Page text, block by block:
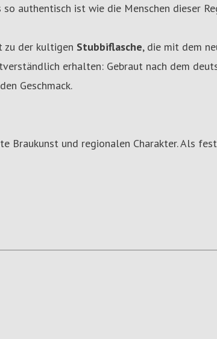
authentisch ist wie die Menschen dieser
zu der kultigen Stubbiflasche, die mit dem
erhalten: Gebraut nach dem
Geschmack.
Braukunst und regionalen Charakter. Als